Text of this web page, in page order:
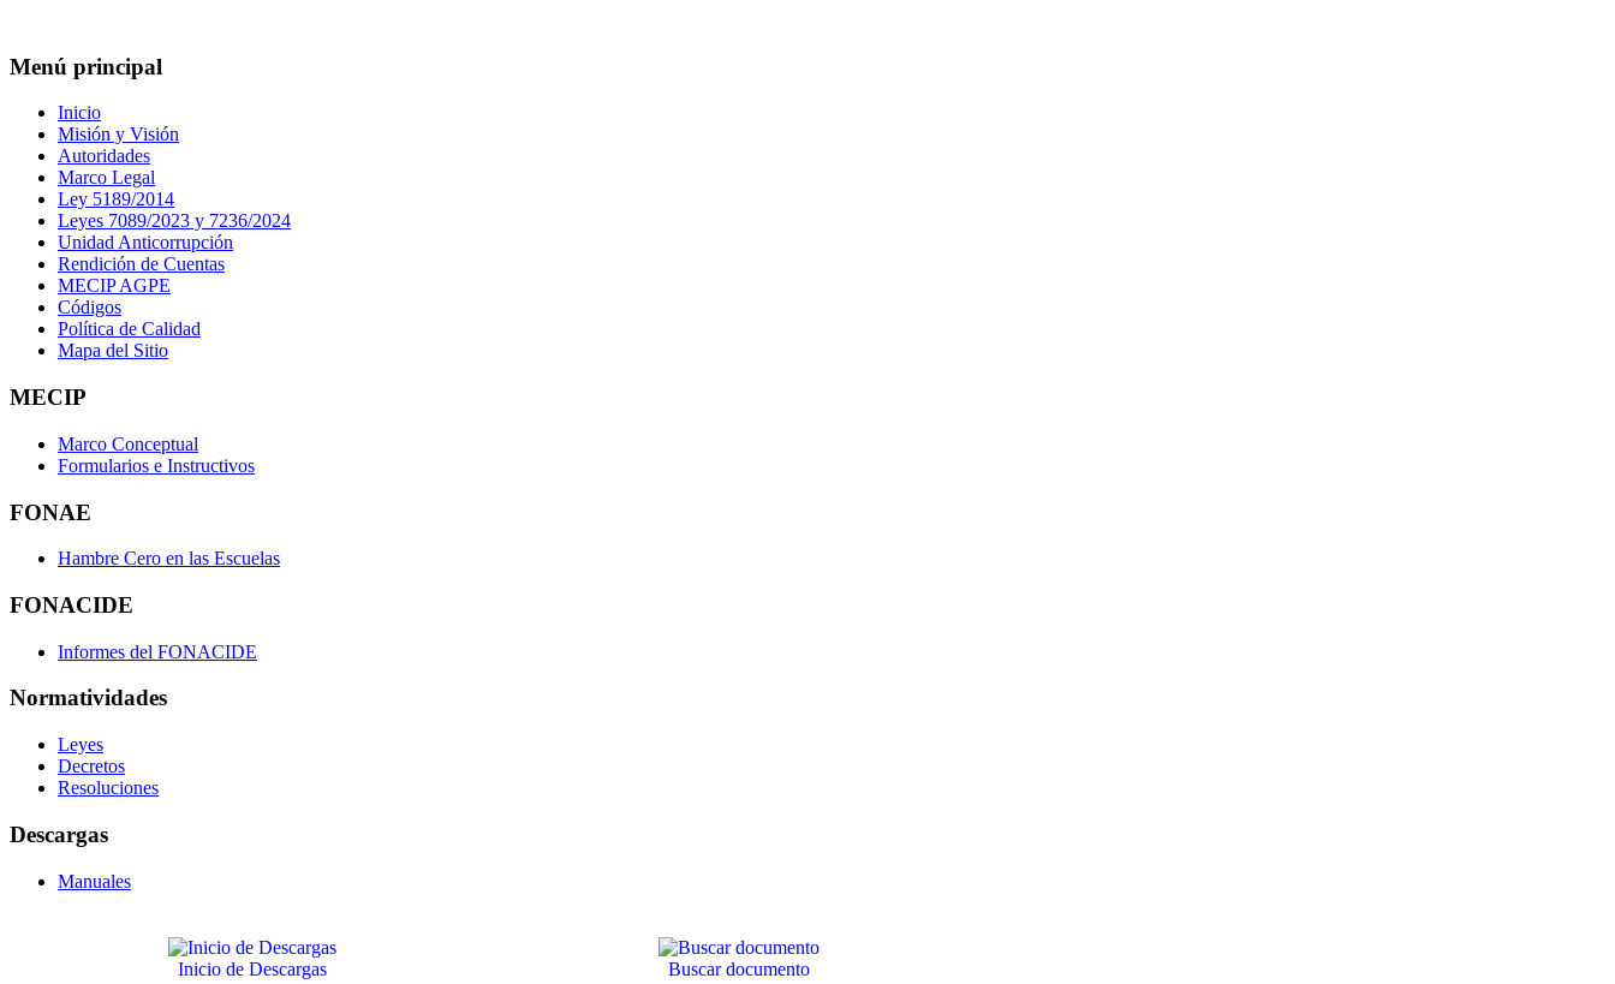
Menú principal
Inicio
Misión y Visión
Autoridades
Marco Legal
Ley 5189/2014
Leyes 7089/2023 y 7236/2024
Unidad Anticorrupción
Rendición de Cuentas
MECIP AGPE
Códigos
Política de Calidad
Mapa del Sitio
MECIP
Marco Conceptual
Formularios e Instructivos
FONAE
Hambre Cero en las Escuelas
FONACIDE
Informes del FONACIDE
Normatividades
Leyes
Decretos
Resoluciones
Descargas
Manuales
Inicio de Descargas Buscar documento